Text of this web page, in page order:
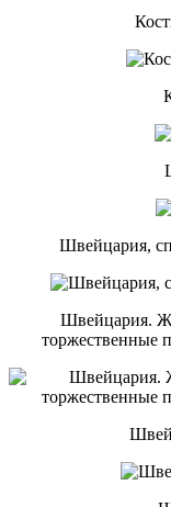
Швейцария,
Швейцария.
торжественные